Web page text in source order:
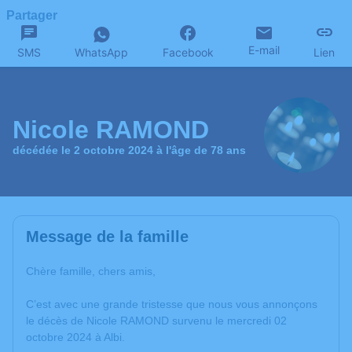
Partager
SMS WhatsApp Facebook E-mail Lien
Nicole RAMOND
décédée le 2 octobre 2024 à l'âge de 78 ans
Message de la famille
Chère famille, chers amis,
C’est avec une grande tristesse que nous vous annonçons
le décès de Nicole RAMOND survenu le mercredi 02
octobre 2024 à Albi.